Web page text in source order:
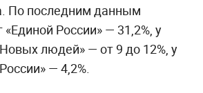
По последним данным
России» — 31,2%, у
людей» — от 9 до 12%, у
— 4,2%.